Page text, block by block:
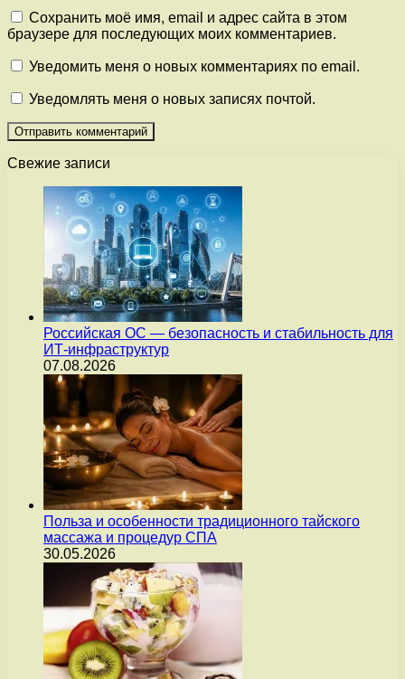
Сохранить моё имя, email и адрес сайта в этом
браузере для последующих моих комментариев.
Уведомить меня о новых комментариях по email.
Уведомлять меня о новых записях почтой.
Свежие записи
Российская ОС — безопасность и стабильность для
ИТ-инфраструктур
07.08.2026
Польза и особенности традиционного тайского
массажа и процедур СПА
30.05.2026